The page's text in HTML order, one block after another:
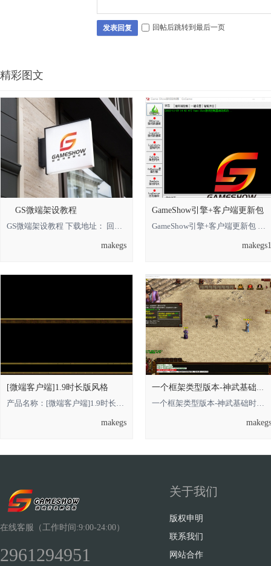
发表回复 回帖后跳转到最后一页
精彩图文
GS微端架设教程
GS微端架设教程 下载地址： 回复可见 **** 本内容被作者隐藏 ****
makegs
GameShow引擎+客户端更新包
GameShow引擎+客户端更新包 下载地址： 回复可见 **** 本内容被作者隐藏 **** *
makegs1
[微端客户端]1.9时长版风格
产品名称：[微端客户端]1.9时长版风格 **** 本内容被作者隐藏 **** **** 本内容被
makegs
一个框架类型版本-神武基础时长版的，借鉴
一个框架类型版本-神武基础时长版的**** 本内容被作者隐藏 ****，借鉴即可 金币
makegs
在线客服（工作时间:9:00-24:00）
2961294951
关于我们
版权申明
联系我们
网站合作